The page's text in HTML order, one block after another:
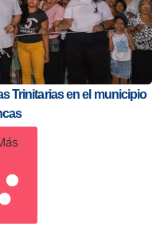
Trinitarias en el municipio